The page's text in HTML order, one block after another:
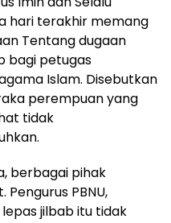
hari terakhir memang
Tentang dugaan
bagi petugas
Islam. Disebutkan
perempuan yang
tidak
berbagai pihak
PBNU,
jilbab itu tidak